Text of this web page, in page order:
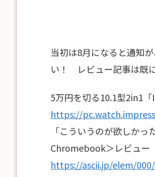
当初は8月になると通知
い！ レビュー記事は既
5万円を切る10.1型2in1
https://
「こういうのが欲しか
Chromebook＞レビュー
https://ascii.jp/elem/